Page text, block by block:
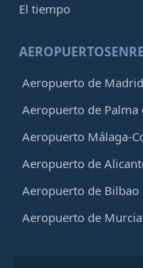
El tiempo
Aeropuerto de Madrid
Aeropuerto de Palma
Aeropuerto Málaga-
Aeropuerto de
Aeropuerto de Bilbao
Aeropuerto de Murcia